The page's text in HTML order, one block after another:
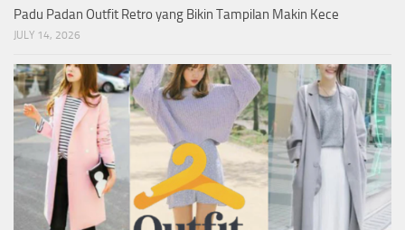
Padu Padan Outfit Retro yang Bikin Tampilan Makin Kece
JULY 14, 2026